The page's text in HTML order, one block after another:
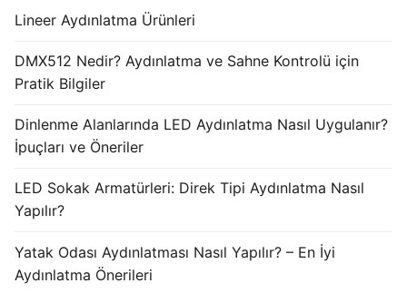
Lineer Aydınlatma Ürünleri
DMX512 Nedir? Aydınlatma ve Sahne Kontrolü için
Pratik Bilgiler
Dinlenme Alanlarında LED Aydınlatma Nasıl Uygulanır?
İpuçları ve Öneriler
LED Sokak Armatürleri: Direk Tipi Aydınlatma Nasıl
Yapılır?
Yatak Odası Aydınlatması Nasıl Yapılır? – En İyi
Aydınlatma Önerileri